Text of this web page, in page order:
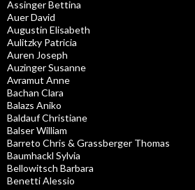
Assinger Bettina
Auer David
Augustin Elisabeth
Aulitzky Patricia
Auren Joseph
Auzinger Susanne
Avramut Anne
Bachan Clara
Balazs Aniko
Baldauf Christiane
Balser William
Barreto Chris & Grassberger Thomas
Baumhackl Sylvia
Bellowitsch Barbara
Benetti Alessio